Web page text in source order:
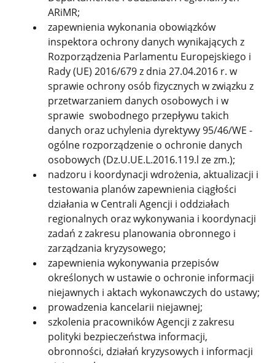
ARiMR;
zapewnienia wykonania obowiązków
inspektora ochrony danych wynikających z
Rozporządzenia Parlamentu Europejskiego i
Rady (UE) 2016/679 z dnia 27.04.2016 r. w
sprawie ochrony osób fizycznych w związku z
przetwarzaniem danych osobowych i w
sprawie swobodnego przepływu takich
danych oraz uchylenia dyrektywy 95/46/WE -
ogólne rozporządzenie o ochronie danych
osobowych (Dz.U.UE.L.2016.119.l ze zm.);
nadzoru i koordynacji wdrożenia, aktualizacji i
testowania planów zapewnienia ciągłości
działania w Centrali Agencji i oddziałach
regionalnych oraz wykonywania i koordynacji
zadań z zakresu planowania obronnego i
zarządzania kryzysowego;
zapewnienia wykonywania przepisów
określonych w ustawie o ochronie informacji
niejawnych i aktach wykonawczych do ustawy;
prowadzenia kancelarii niejawnej;
szkolenia pracowników Agencji z zakresu
polityki bezpieczeństwa informacji,
obronności, działań kryzysowych i informacji